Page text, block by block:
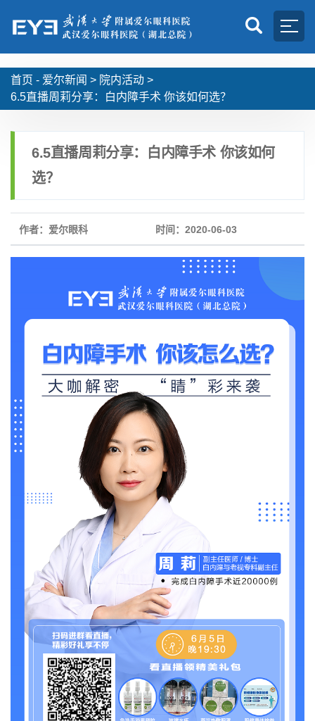
首页 - 爱尔新闻 > 院内活动 >
6.5直播周莉分享：白内障手术 你该如何选？
6.5直播周莉分享：白内障手术 你该如何
选？
作者：爱尔眼科 时间：2020-06-03